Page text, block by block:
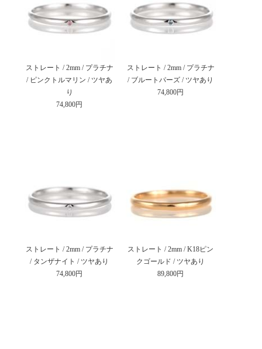
ストレート / 2mm / プラチナ
/ ピンクトルマリン / ツヤあ
り
74,800円
ストレート / 2mm / プラチナ
/ ブルートパーズ / ツヤあり
74,800円
ストレート / 2mm / プラチナ
/ タンザナイト / ツヤあり
74,800円
ストレート / 2mm / K18ピン
クゴールド / ツヤあり
89,800円